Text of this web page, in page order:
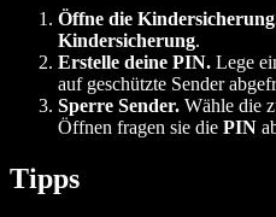
Öffne die
Kindersicherung.
Erstelle deine PIN. Lege
auf geschützte Sender
Sperre Sender. Wähle die
Öffnen fragen sie die PIN
Tipps